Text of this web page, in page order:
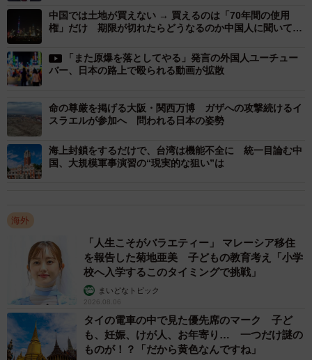
また、ウクライナのゼレンスキー大統領は昨年9月、国連総
会の一般教書演説で講演し、諸外国が対ロシアで一致団結
する重要性を示したが、グローバルサウスの国々の外交官
たちの欠席、空席が目立った。一昨年、ゼレンスキー大統
ンディングオベーションが起きたことから、この1年で“ウ
グローバルサウスが大国の争いに強い不満を抱いているこ
ルサウスを自らの陣営に引き込むかで競争を展開している
が、グローバルサウスからするとそれを天秤にかけること
ができる。要は、中国に接近する姿勢を米国に示すことで
米国から譲歩や支援を獲得し、反対に米国に接近する姿勢
を中国に見せることで見返りを得ようという行動が可能
だ。今後、こういった天秤外交を強化するケースがグロー
バルサウスの中から増えてくる可能性がある。
中国では土地が買えない → 買えるのは「70年間の使用
権」だけ 期限が切れたらどうなるのか中国人に聞いてみ
「また原爆を落としてやる」発言の外国人ユーチュー
バー、日本の路上で殴られる動画が拡散
命の尊厳を掲げる大阪・関西万博 ガザへの攻撃続けるイ
スラエルが参加へ 問われる日本の姿勢
海上封鎖をするだけで、台湾は機能不全に 統一目論む中
国、大規模軍事演習の“現実的な狙い”は
海外
「人生こそがバラエティー」 マレーシア移住
を報告した菊地亜美 子どもの教育考え「小学
校へ入学するこのタイミングで挑戦」
まいどなトピック
2026.08.06
タイの電車の中で見た優先席のマーク 子ど
も、妊娠、けが人、お年寄り… 一つだけ謎の
ものが！？「だから黄色なんですね」